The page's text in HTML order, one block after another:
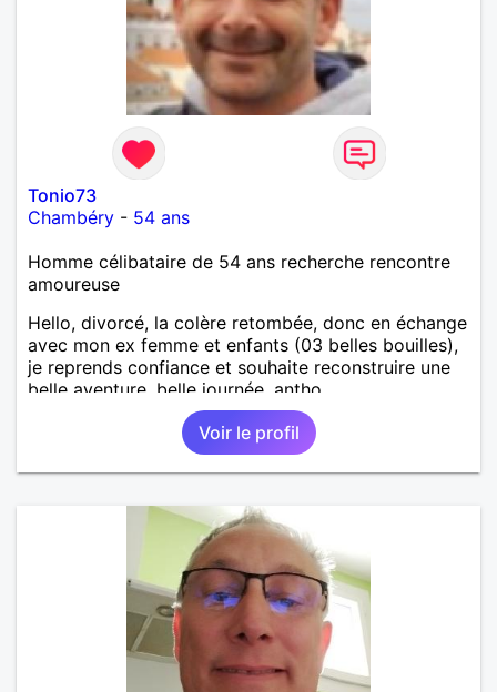
Tonio73
Chambéry - 54 ans
Homme célibataire de 54 ans recherche rencontre
amoureuse
Hello, divorcé, la colère retombée, donc en échange
avec mon ex femme et enfants (03 belles bouilles),
je reprends confiance et souhaite reconstruire une
belle aventure, belle journée, antho
Voir le profil